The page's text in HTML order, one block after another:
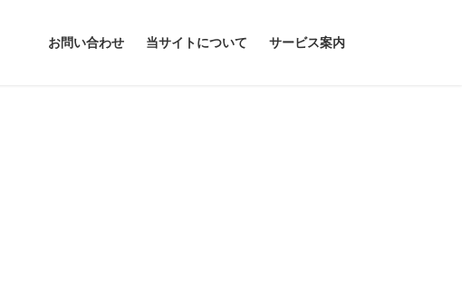
お問い合わせ 当サイトについて サービス案内